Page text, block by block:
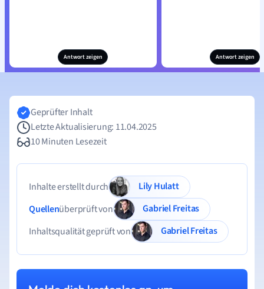
Antwort zeigen Antwort zeigen
Geprüfter Inhalt
Letzte Aktualisierung: 11.04.2025
10 Minuten Lesezeit
Inhalte erstellt durch
Lily Hulatt
Quellenüberprüft von
Gabriel Freitas
Inhaltsqualität geprüft von
Gabriel Freitas